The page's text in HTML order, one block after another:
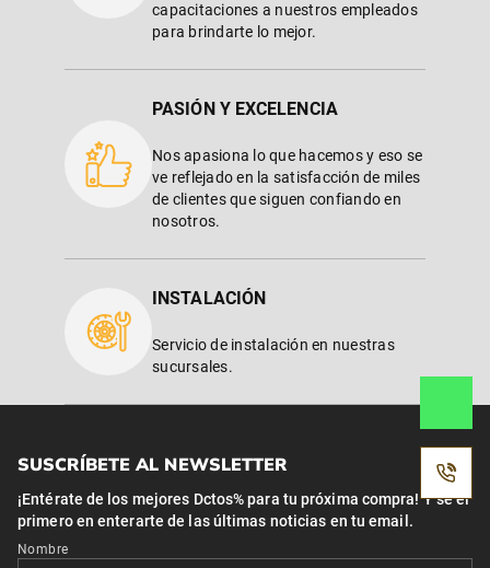
capacitaciones a nuestros empleados
para brindarte lo mejor.
PASIÓN Y EXCELENCIA
Nos apasiona lo que hacemos y eso se
ve reflejado en la satisfacción de miles
de clientes que siguen confiando en
nosotros.
INSTALACIÓN
Servicio de instalación en nuestras
sucursales.
SUSCRÍBETE AL NEWSLETTER
¡Entérate de los mejores Dctos% para tu próxima compra! Y se el
primero en enterarte de las últimas noticias en tu email.
Nombre